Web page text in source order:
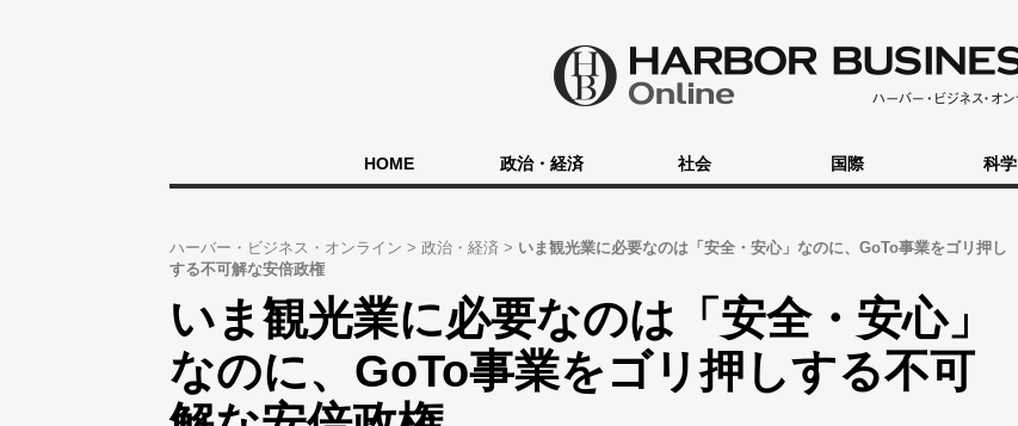
HOME 政治・経済 社会 国際 科学
ハーバー・ビジネス・オンライン 政治・経済
いま観光業に必要なのは「安全・安心」なのに、GoTo事業をゴリ押し
する不可解な安倍政権
いま観光業に必要なのは「安全・安心」
なのに、GoTo事業をゴリ押しする不可